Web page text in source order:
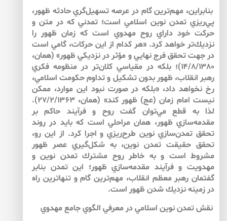
بنابراين، مهم‌‌ترين گام در عرصه تسهيل‌‌گري حادثه ظهور،
پي‌‌ريزي تمدن نوين اسلامي است؛ تمدني كه در متن و
حركت خود داراي روح مهدوي است كه زمان ظهور را
نزديك‌‌تر خواهد كرد. «هر كدام از اين حركات، گامي است
در جهت تحقق فرج نهايي و مؤثر در نزديكي ظهور» (همان،
۱۴/۸/۱۳۸۰)؛ بلكه در مقياسي كلان‌‌تر در منظومه فكري
رهبر انقلاب، ظهور بدون تشكيل و تداوم حكومت اسلامي،
رخ نخواهد داد، «بلكه در صورت نبود اين موارد، ممكن
نيست امام زمان (عج) ظهور كند» (همان، ۲۷/۲/۱۳۶۳).
لذا به قطع مي‌‌توان گفت روح و فرآيند حاكم بر
مقدمه‌‌سازي ظهور، همان مراحلي است كه بايد در روند
تحقق تمدن‌‌سازي نوين طرح‌‌ريزي و اجرا كرد. از اين رو،
تحقق حقيقت تمدن نوين، به شكل‌‌گيري عصر ظهور
مشروط است و به خاطر روح مشترك تمدن نوين و
مهدويت و فرآيند مقدمه‌‌سازي ظهور؛ اين تمدن بنابر
گفتمان رهبر معظم انقلاب، مهم‌‌ترين گام و تنهاترين راه
در زمينه نزديك شدن ظهور است.
نقش تمدن نوين اسلامي در معرفي الگوي جامع مهدوي